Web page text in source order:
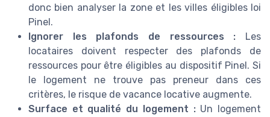
donc bien analyser la zone et les villes éligibles loi
Pinel.
Ignorer les plafonds de ressources : Les
locataires doivent respecter des plafonds de
ressources pour être éligibles au dispositif Pinel. Si
le logement ne trouve pas preneur dans ces
critères, le risque de vacance locative augmente.
Surface et qualité du logement :Un logement